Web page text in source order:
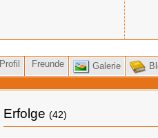
Profil Freunde Galerie
Erfolge (42)